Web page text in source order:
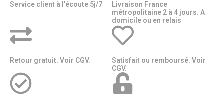
Service client à l'écoute 5j/7
Livraison France
métropolitaine 2 à 4 jours. A
domicile ou en relais​​
Retour gratuit. Voir CGV.
Satisfait ou remboursé. Voir
CGV.